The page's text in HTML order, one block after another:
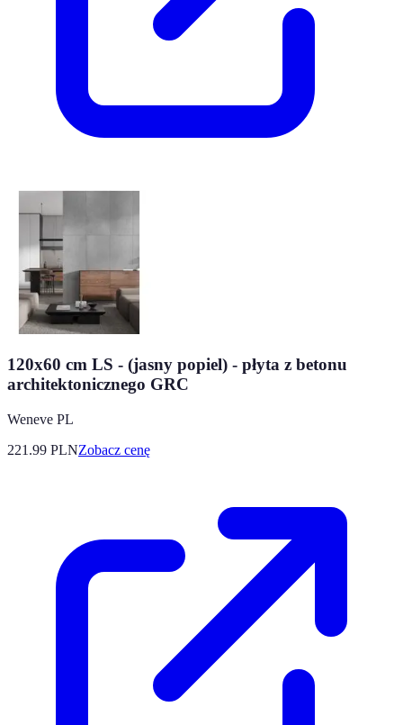
120x60 cm LS - (jasny popiel) - płyta z betonu
architektonicznego GRC
Weneve PL
221.99 PLNZobacz cenę